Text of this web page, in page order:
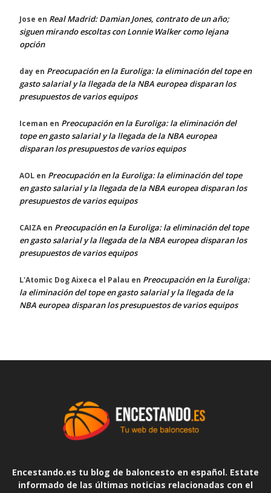
Jose en Real Madrid: Damian Jones, contrato de un año;
siguen mirando escoltas con Lonnie Walker como lejana
opción
day en Preocupación en la Euroliga: la eliminación del tope en
gasto salarial y la llegada de la NBA europea disparan los
presupuestos de varios equipos
Iceman en Preocupación en la Euroliga: la eliminación del
tope en gasto salarial y la llegada de la NBA europea
disparan los presupuestos de varios equipos
AOL en Preocupación en la Euroliga: la eliminación del tope
en gasto salarial y la llegada de la NBA europea disparan los
presupuestos de varios equipos
CAIZA en Preocupación en la Euroliga: la eliminación del tope
en gasto salarial y la llegada de la NBA europea disparan los
presupuestos de varios equipos
L'Atomic Dog Aixeca el Palau en Preocupación en la Euroliga:
la eliminación del tope en gasto salarial y la llegada de la
NBA europea disparan los presupuestos de varios equipos
Encestando.es tu blog de baloncesto en español. Estate
informado de las últimas noticias relacionadas con el